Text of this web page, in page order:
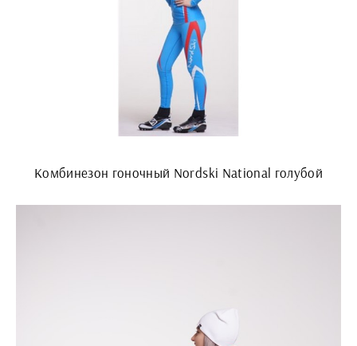
Комбинезон гоночный Nordski National голубой